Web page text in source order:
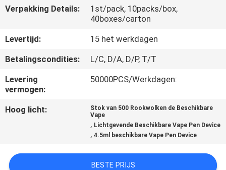
OM
EEN
CITAAT
SITEMAP
POLICY
Verpakking Details:
1st/pack, 10packs/box,
40boxes/carton
Levertijd:
15 het werkdagen
Betalingscondities:
L/C, D/A, D/P, T/T
Levering
vermogen:
50000PCS/Werkdagen:
Hoog licht:
Stok van 500 Rookwolken de Beschikbare
Vape
, Lichtgevende Beschikbare Vape Pen Device
,4.5ml beschikbare Vape Pen Device
BESTE PRIJS